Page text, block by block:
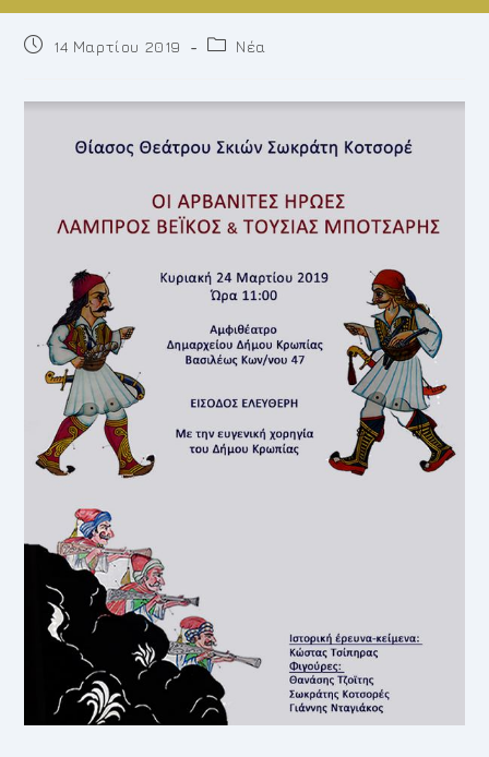
Post14 Μαρτίου 2019
PostΝέα